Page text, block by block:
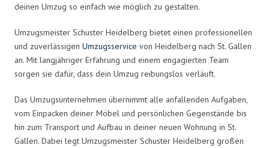
deinen Umzug so einfach wie möglich zu gestalten.
Umzugsmeister Schuster Heidelberg bietet einen professionellen
und zuverlässigen Umzugsservice von Heidelberg nach St. Gallen
an. Mit langjähriger Erfahrung und einem engagierten Team
sorgen sie dafür, dass dein Umzug reibungslos verläuft.
Das Umzugsunternehmen übernimmt alle anfallenden Aufgaben,
vom Einpacken deiner Möbel und persönlichen Gegenstände bis
hin zum Transport und Aufbau in deiner neuen Wohnung in St.
Gallen. Dabei legt Umzugsmeister Schuster Heidelberg großen